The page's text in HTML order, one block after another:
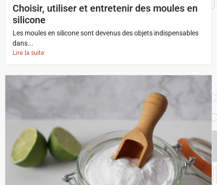
Choisir, utiliser et entretenir des moules en
silicone
Les moules en silicone sont devenus des objets indispensables
dans...
Lire la suite